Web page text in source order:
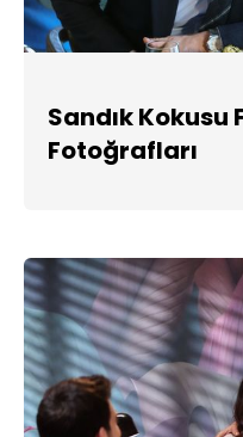
Sandık Kokusu
Fotoğrafları